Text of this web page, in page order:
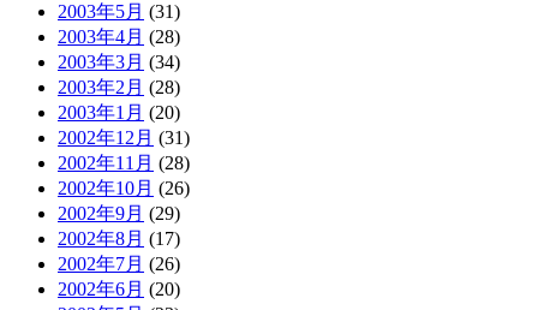
2003年5月 (31)
2003年4月 (28)
2003年3月 (34)
2003年2月 (28)
2003年1月 (20)
2002年12月 (31)
2002年11月 (28)
2002年10月 (26)
2002年9月 (29)
2002年8月 (17)
2002年7月 (26)
2002年6月 (20)